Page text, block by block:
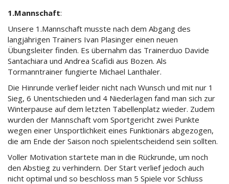
1.Mannschaft:
Unsere 1.Mannschaft musste nach dem Abgang des
langjährigen Trainers Ivan Plasinger einen neuen
Übungsleiter finden. Es übernahm das Trainerduo Davide
Santachiara und Andrea Scafidi aus Bozen. Als
Tormanntrainer fungierte Michael Lanthaler.
Die Hinrunde verlief leider nicht nach Wunsch und mit nur 1
Sieg, 6 Unentschieden und 4 Niederlagen fand man sich zur
Winterpause auf dem letzten Tabellenplatz wieder. Zudem
wurden der Mannschaft vom Sportgericht zwei Punkte
wegen einer Unsportlichkeit eines Funktionärs abgezogen,
die am Ende der Saison noch spielentscheidend sein sollten.
Voller Motivation startete man in die Rückrunde, um noch
den Abstieg zu verhindern. Der Start verlief jedoch auch
nicht optimal und so beschloss man 5 Spiele vor Schluss